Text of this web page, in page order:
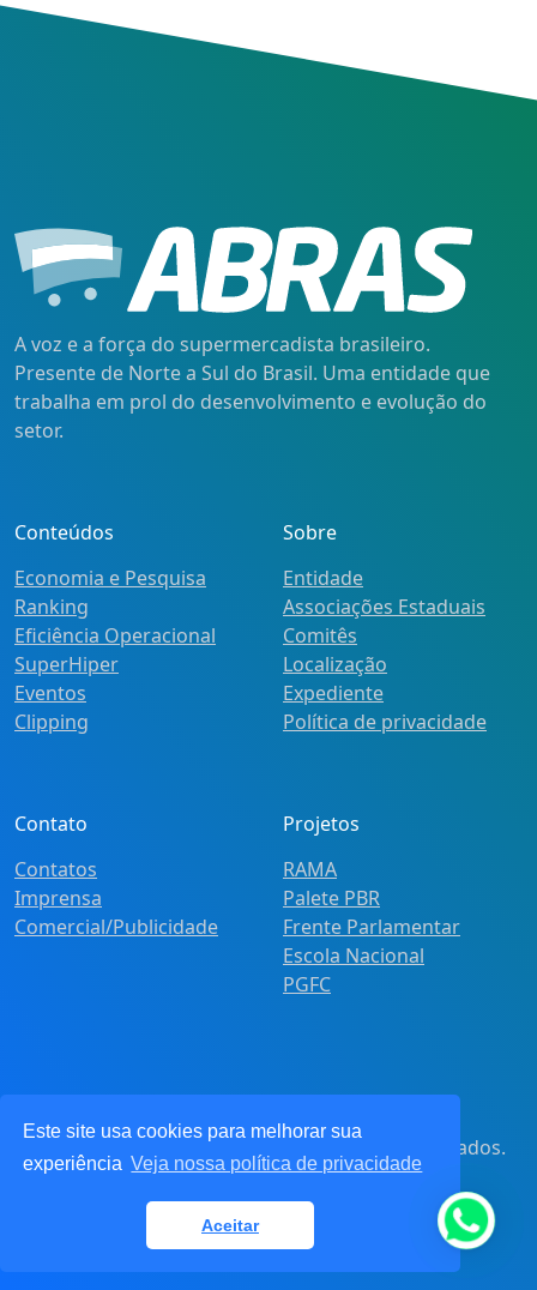
Este site usa cookies para melhorar sua
experiência Veja nossa política de privacidade
Aceitar
A voz e a força do supermercadista brasileiro.
Presente de Norte a Sul do Brasil. Uma entidade que
trabalha em prol do desenvolvimento e evolução do
setor.
Conteúdos
Economia e Pesquisa
Ranking
Eficiência Operacional
SuperHiper
Eventos
Clipping
Sobre
Entidade
Associações Estaduais
Comitês
Localização
Expediente
Política de privacidade
Contato
Contatos
Imprensa
Comercial/Publicidade
Projetos
RAMA
Palete PBR
Frente Parlamentar
Escola Nacional
PGFC
Pot&Pracy
. Todos os direitos reservados.
CNPJ: 62.360.268.0001/91